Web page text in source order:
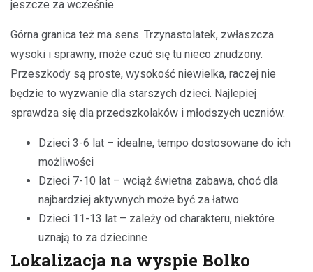
jeszcze za wcześnie.
Górna granica też ma sens. Trzynastolatek, zwłaszcza
wysoki i sprawny, może czuć się tu nieco znudzony.
Przeszkody są proste, wysokość niewielka, raczej nie
będzie to wyzwanie dla starszych dzieci. Najlepiej
sprawdza się dla przedszkolaków i młodszych uczniów.
Dzieci 3-6 lat – idealne, tempo dostosowane do ich
możliwości
Dzieci 7-10 lat – wciąż świetna zabawa, choć dla
najbardziej aktywnych może być za łatwo
Dzieci 11-13 lat – zależy od charakteru, niektóre
uznają to za dziecinne
Lokalizacja na wyspie Bolko